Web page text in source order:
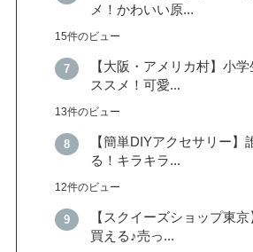
メ！かわいい原...
15件のビュー
【大阪・アメリカ村】小
ススメ！可愛...
13件のビュー
【簡単DIYアクセサリー】
る！キラキラ...
12件のビュー
【スクイーズショップ東
買える♪売っ...